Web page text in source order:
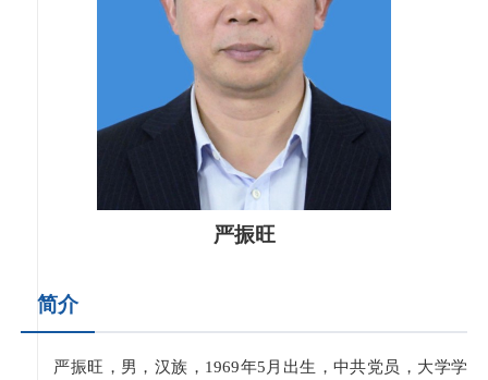
严振旺
简介
严振旺，男，汉族，1969年5月出生，中共党员，大学学